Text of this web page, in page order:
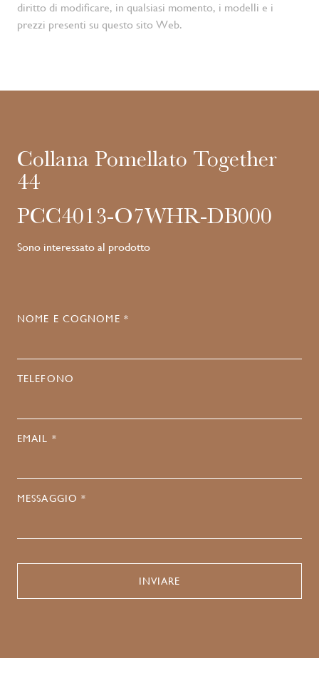
diritto di modificare, in qualsiasi momento, i modelli e i
prezzi presenti su questo sito Web.
Collana Pomellato Together
44
PCC4013-O7WHR-DB000
Sono interessato al prodotto
NOME E COGNOME *
TELEFONO
EMAIL *
MESSAGGIO *